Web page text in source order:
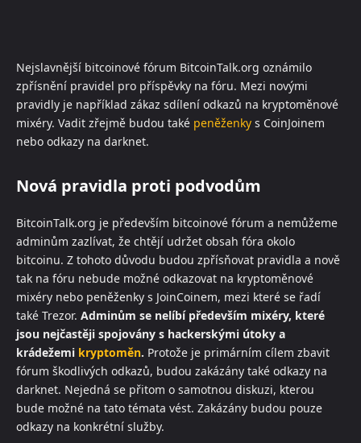
Nejslavnější bitcoinové fórum BitcoinTalk.org oznámilo
zpřísnění pravidel pro příspěvky na fóru. Mezi novými
pravidly je například zákaz sdílení odkazů na kryptoměnové
mixéry. Vadit zřejmě budou také peněženky s CoinJoinem
nebo odkazy na darknet.
Nová pravidla proti podvodům
BitcoinTalk.org je především bitcoinové fórum a nemůžeme
adminům zazlívat, že chtějí udržet obsah fóra okolo
bitcoinu. Z tohoto důvodu budou zpřísňovat pravidla a nově
tak na fóru nebude možné odkazovat na kryptoměnové
mixéry nebo peněženky s JoinCoinem, mezi které se řadí
také Trezor. Adminům se nelíbí především mixéry, které
jsou nejčastěji spojovány s hackerskými útoky a
krádežemi kryptoměn. Protože je primárním cílem zbavit
fórum škodlivých odkazů, budou zakázány také odkazy na
darknet. Nejedná se přitom o samotnou diskuzi, kterou
bude možné na tato témata vést. Zakázány budou pouze
odkazy na konkrétní služby.